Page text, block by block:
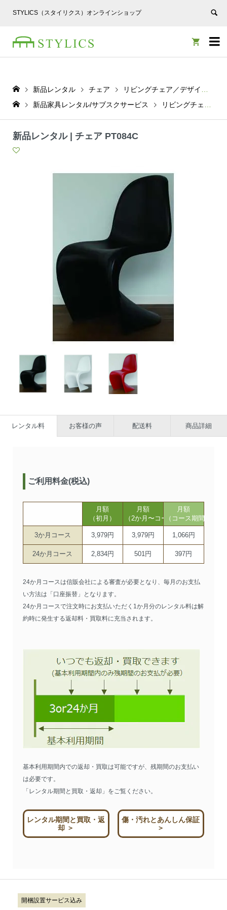
STYLICS（スタイリクス）オンラインショップ


新品レンタル チェア
リビングチェア／デザイナーズ
新品家具レンタル/サブスクサービス
リビングチェア／デザイナーズ
新品レンタル | チェア PT084C
レンタル料 お客様の声 配送料 商品詳細
ご利用料金(税込)
月額
（初月）
月額
（2か月〜コース期間まで）
月額
（コース期間以降）
3か月コース 3,979円 3,979円 1,066円
24か月コース 2,834円 501円 397円
24か月コースは信販会社による審査が必要となり、毎月のお支払
い方法は「口座振替」となります。
24か月コースで注文時にお支払いただく1か月分のレンタル料は解
約時に発生する返却料・買取料に充当されます。
基本利用期間内での返却・買取は可能ですが、残期間のお支払い
は必要です。
「レンタル期間と買取・返却」をご覧ください。
レンタル期間と買取・返
却 ＞
傷・汚れとあんしん保証
＞
開梱設置サービス込み